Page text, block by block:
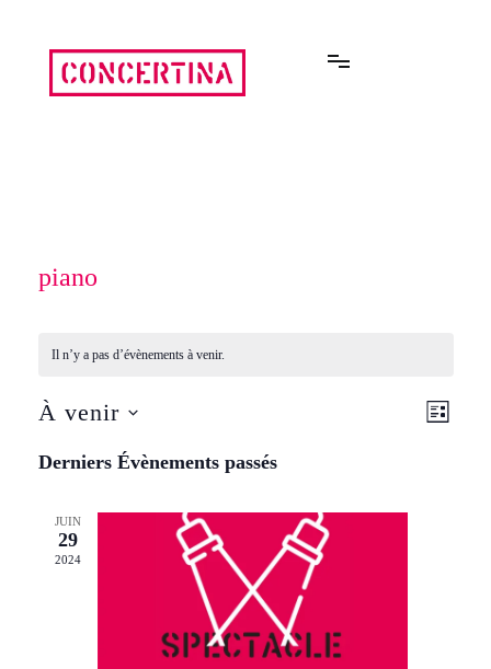
contenu
piano
Il n’y a pas d’évènements à venir.
LISTE
À venir
une
Derniers Évènements passés
JUIN
29
2024